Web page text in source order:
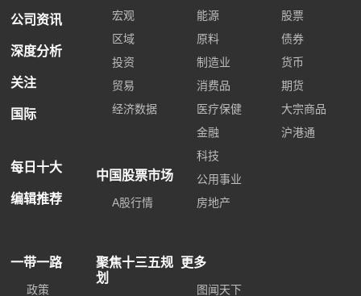
公司资讯
深度分析
关注
国际
每日十大
编辑推荐
宏观
区域
投资
贸易
经济数据
中国股票市场
A股行情
能源
原料
制造业
消费品
医疗保健
金融
科技
公用事业
房地产
股票
债券
货币
期货
大宗商品
沪港通
一带一路
政策
聚焦十三五规
划
更多
图闻天下